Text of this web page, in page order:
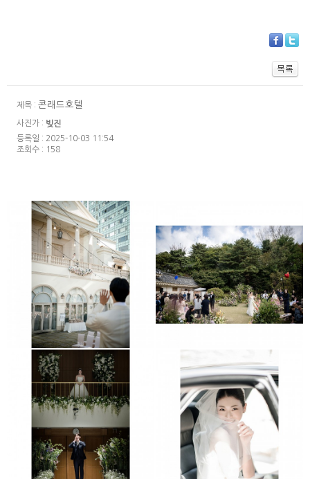
제목 : 콘래드호텔
사진가 : 빚진
등록일 : 2025-10-03 11:54
조회수 : 158
더 라움 근화원
서울대이라운지 보넬리가든